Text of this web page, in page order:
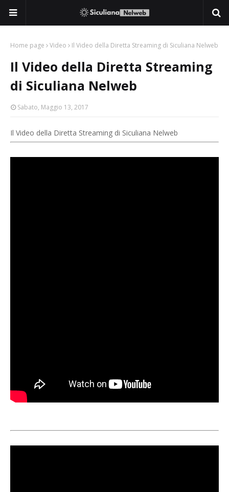
Home page Video Il Video della Diretta Streaming di Siculiana Nelweb
Il Video della Diretta Streaming
di Siculiana Nelweb
Sabato, Maggio 13, 2017
Il Video della Diretta Streaming di Siculiana Nelweb